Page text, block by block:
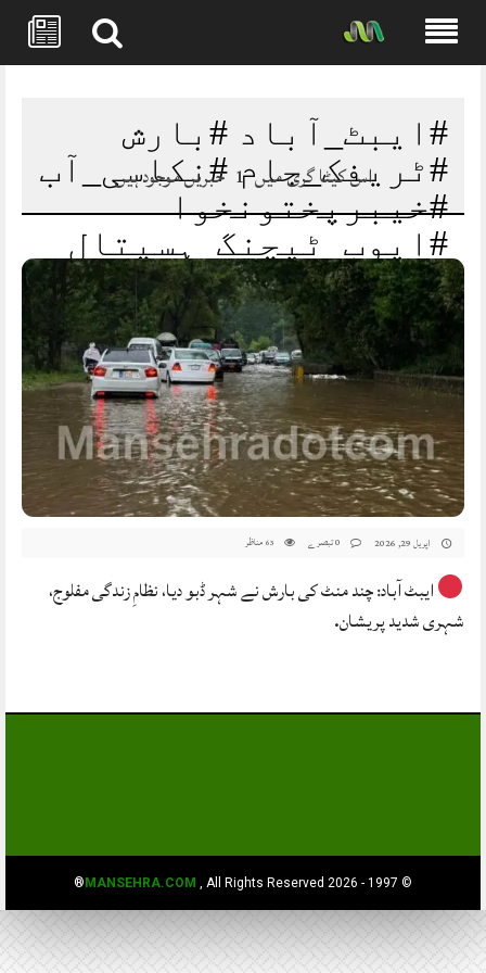
#ایبٹ_آباد #بارش
#ٹریفک_جام #نکاسی_آب
#خیبرپختونخوا
#ایوب_ٹیچنگ_ہسپتال
#شہری_مسائل
#انتظامیہ
#انفراسٹرکچر
#BreakingNews
اس کیٹا گری میں 1 خبریں موجود ہیں
اپریل 29, 2026 63 مناظر
ایبٹ آباد: چند منٹ کی بارش نے شہر ڈبو دیا، نظامِ زندگی مفلوج،
شہری شدید پریشان.
© 1997 - 2026
MANSEHRA.COM , All Rights Reserved®